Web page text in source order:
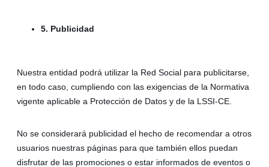
5. Publicidad
Nuestra entidad podrá utilizar la Red Social para publicitarse,
en todo caso, cumpliendo con las exigencias de la Normativa
vigente aplicable a Protección de Datos y de la LSSI-CE.
No se considerará publicidad el hecho de recomendar a otros
usuarios nuestras páginas para que también ellos puedan
disfrutar de las promociones o estar informados de eventos o